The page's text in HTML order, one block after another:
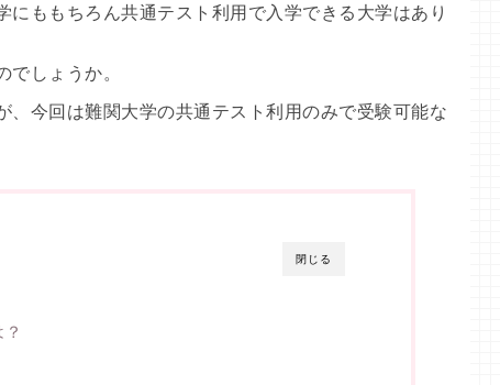
ももちろん共通テスト利用で入学できる大学はあり
しょうか。
今回は難関大学の共通テスト利用のみで受験可能な
閉じる